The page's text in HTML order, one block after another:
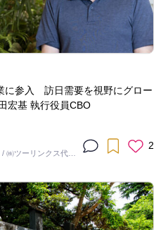
に参入 訪日需要を視野にグロー
宏基 執行役員CBO
㈱ツーリンクス代表
2